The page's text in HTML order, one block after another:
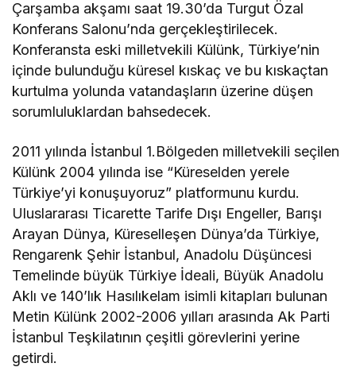
Çarşamba akşamı saat 19.30’da Turgut Özal
Konferans Salonu’nda gerçekleştirilecek.
Konferansta eski milletvekili Külünk, Türkiye’nin
içinde bulunduğu küresel kıskaç ve bu kıskaçtan
kurtulma yolunda vatandaşların üzerine düşen
sorumluluklardan bahsedecek.
2011 yılında İstanbul 1.Bölgeden milletvekili seçilen
Külünk 2004 yılında ise “Küreselden yerele
Türkiye’yi konuşuyoruz” platformunu kurdu.
Uluslararası Ticarette Tarife Dışı Engeller, Barışı
Arayan Dünya, Küreselleşen Dünya’da Türkiye,
Rengarenk Şehir İstanbul, Anadolu Düşüncesi
Temelinde büyük Türkiye İdeali, Büyük Anadolu
Aklı ve 140’lık Hasılıkelam isimli kitapları bulunan
Metin Külünk 2002-2006 yılları arasında Ak Parti
İstanbul Teşkilatının çeşitli görevlerini yerine
getirdi.